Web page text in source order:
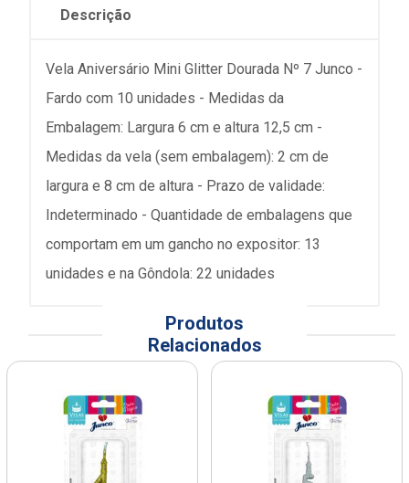
Descrição
Vela Aniversário Mini Glitter Dourada Nº 7 Junco -
Fardo com 10 unidades - Medidas da
Embalagem: Largura 6 cm e altura 12,5 cm -
Medidas da vela (sem embalagem): 2 cm de
largura e 8 cm de altura - Prazo de validade:
Indeterminado - Quantidade de embalagens que
comportam em um gancho no expositor: 13
unidades e na Gôndola: 22 unidades
Produtos
Relacionados